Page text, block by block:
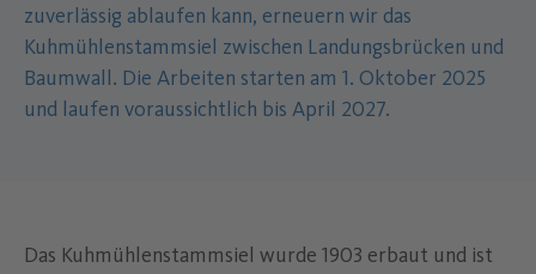
zuverlässig ablaufen kann, erneuern wir das
Kuhmühlenstammsiel zwischen Landungsbrücken und
Baumwall. Die Arbeiten starten am 1. Oktober 2025
und laufen voraussichtlich bis April 2027.
Das Kuhmühlenstammsiel wurde 1903 erbaut und ist